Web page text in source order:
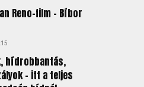
Reno-film – Bíbor
hídrobbantás,
– itt a teljes